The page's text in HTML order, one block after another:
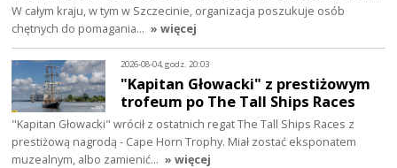
W całym kraju, w tym w Szczecinie, organizacja poszukuje osób
chętnych do pomagania… » więcej
2026-08-04, godz. 20:03
"Kapitan Głowacki" z prestiżowym
trofeum po The Tall Ships Races
"Kapitan Głowacki" wrócił z ostatnich regat The Tall Ships Races z
prestiżową nagrodą - Cape Horn Trophy. Miał zostać eksponatem
muzealnym, albo zamienić… » więcej